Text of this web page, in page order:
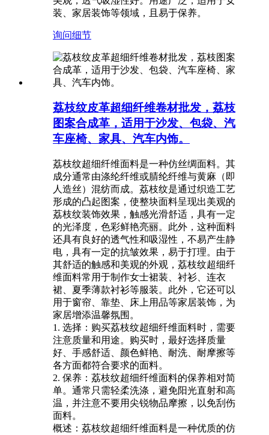
装、家居装饰等领域，且易于保养。
询问细节
荔枝纹皮革超细纤维卷材批发，荔枝
图案合成革，适用于沙发、包袋、汽
车座椅、家具、汽车内饰。
荔枝纹超细纤维面料是一种仿丝绸面料。其
成分通常由涤纶纤维或腈纶纤维与黄麻（即
人造丝）混纺而成。荔枝纹是通过织造工艺
形成的凸起图案，使整块面料呈现出美观的
荔枝纹装饰效果，触感光滑舒适，具有一定
的光泽度，色彩鲜艳亮丽。此外，这种面料
还具有良好的透气性和吸湿性，不易产生静
电，具有一定的抗皱效果，易于打理。由于
其舒适的触感和美观的外观，荔枝纹超细纤
维面料常用于制作女士裙装、衬衫、连衣
裙、夏季薄款衬衫等服装。此外，它还可以
用于窗帘、靠垫、床上用品等家居装饰，为
家居增添温馨氛围。
1. 选择：购买荔枝纹超细纤维面料时，需要
注意质量和用途。购买时，最好选择质量
好、手感舒适、颜色鲜艳、耐洗、耐摩擦等
各方面都符合要求的面料。
2. 保养：荔枝纹超细纤维面料的保养相对简
单。通常只需轻柔洗涤，避免阳光直射和高
温，并注意不要用尖锐物品摩擦，以免刮伤
面料。
概述：荔枝纹超细纤维面料是一种优质的仿